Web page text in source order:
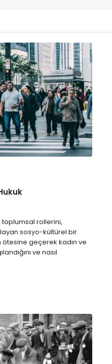
rollerini,
sosyo-kültürel bir
ötesine geçerek kadın ve
ve nasıl